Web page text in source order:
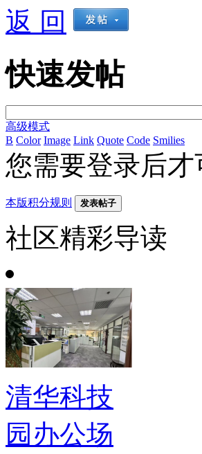
返 回
快速发帖
高级模式
B Color Image Link Quote Code Smilies
您需要登录后
本版积分规则 发表帖子
社区精彩导读
清华科技
园办公场